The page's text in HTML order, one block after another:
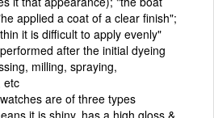
applied a coat of a clear finish";
it is difficult to apply evenly"
after the initial dyeing
milling, spraying,
etc
are of three types
it is shiny, has a high gloss &